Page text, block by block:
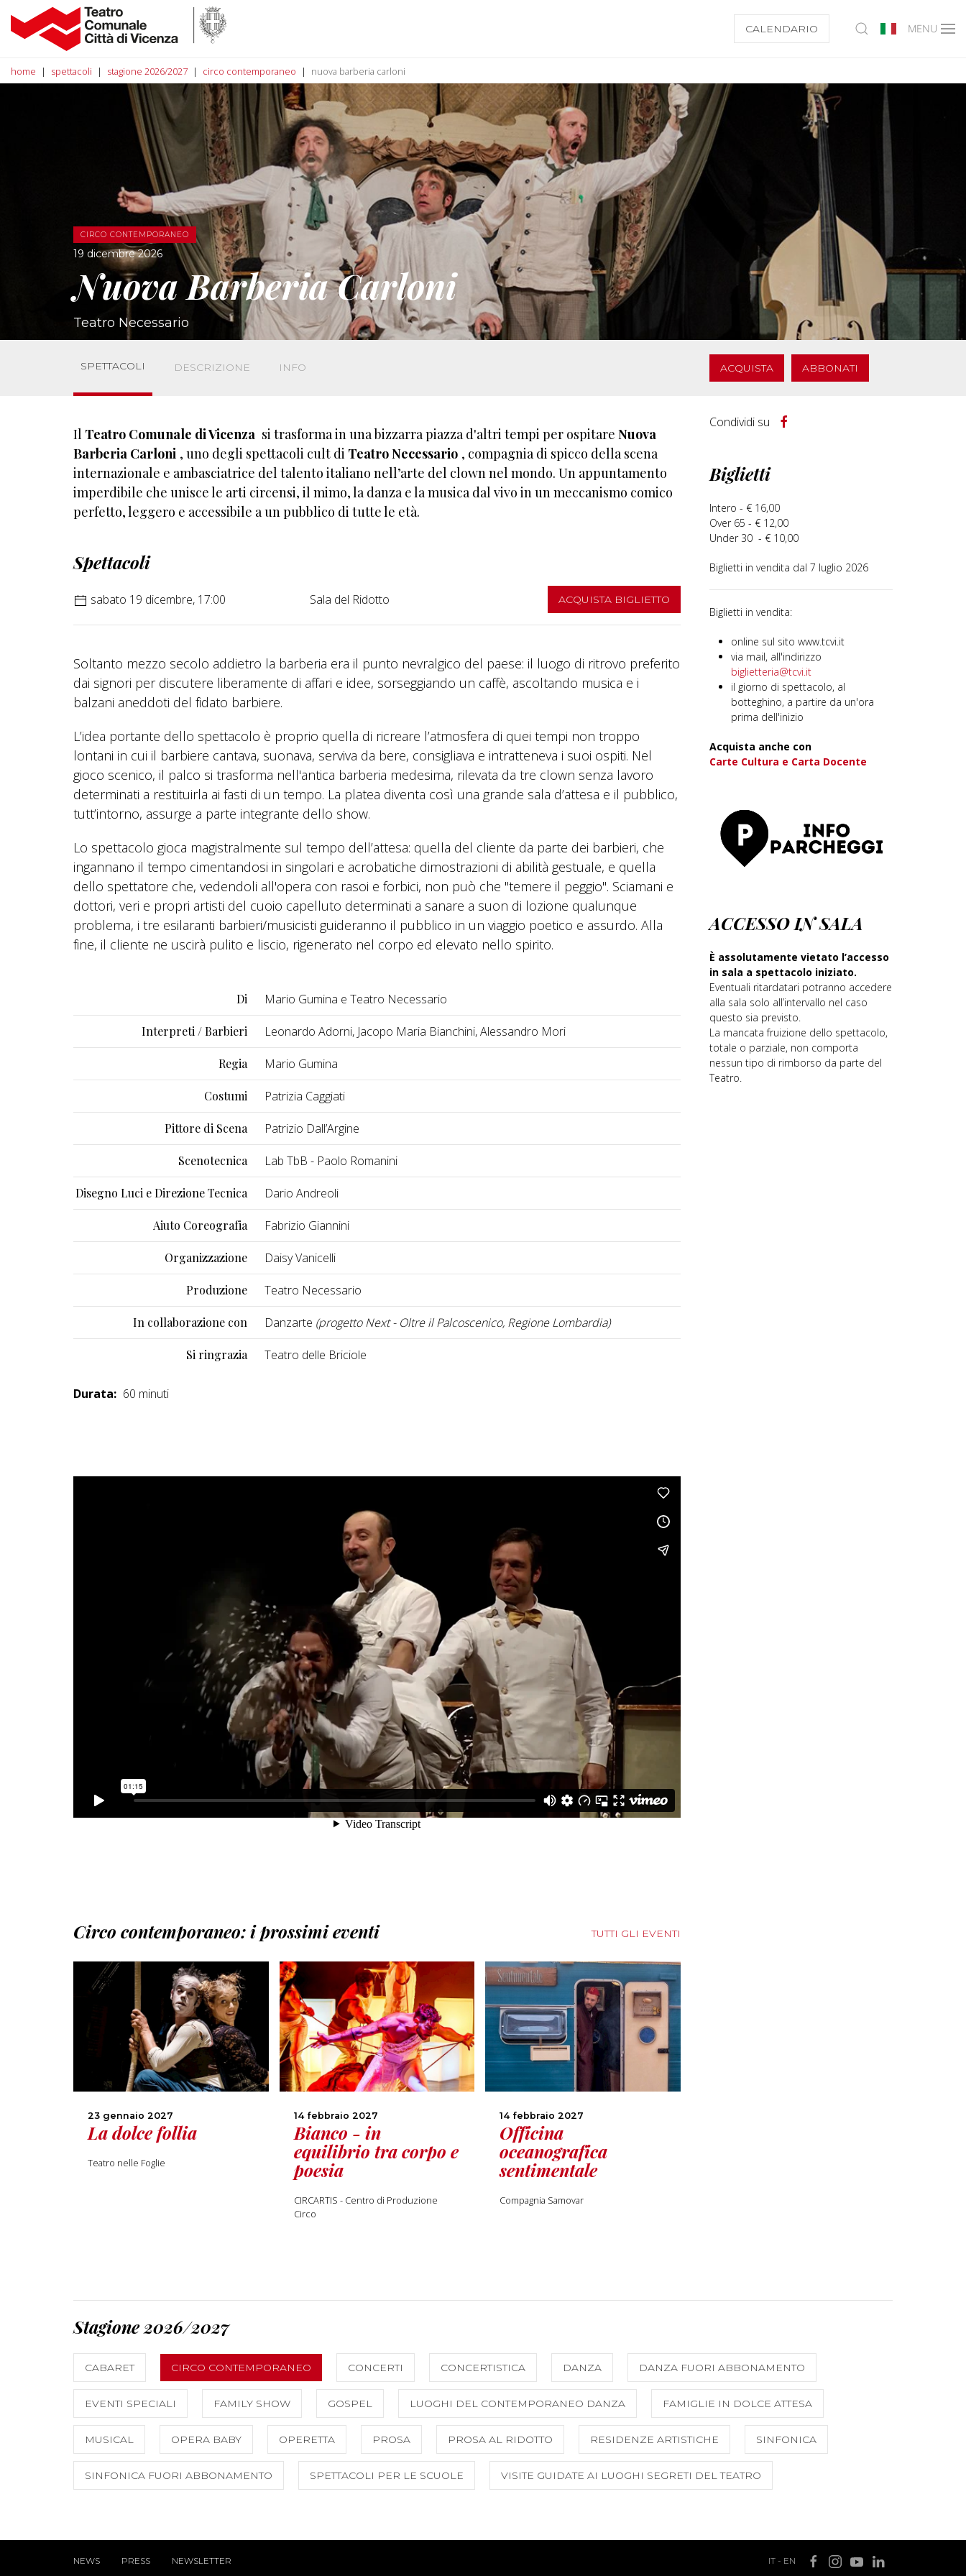
CALENDARIO MENU
home spettacoli stagione 2026/2027 circo contemporaneo nuova barberia carloni
CIRCO CONTEMPORANEO
19 dicembre 2026
Nuova Barberia Carloni
Teatro Necessario
SPETTACOLI DESCRIZIONE INFO ACQUISTA ABBONATI
Il Teatro Comunale di Vicenza si trasforma in una bizzarra piazza d'altri tempi per ospitare Nuova
Barberia Carloni , uno degli spettacoli cult di Teatro Necessario , compagnia di spicco della scena
internazionale e ambasciatrice del talento italiano nell’arte del clown nel mondo. Un appuntamento
imperdibile che unisce le arti circensi, il mimo, la danza e la musica dal vivo in un meccanismo comico
perfetto, leggero e accessibile a un pubblico di tutte le età.
Spettacoli
sabato 19 dicembre, 17:00 Sala del Ridotto ACQUISTA BIGLIETTO
Soltanto mezzo secolo addietro la barberia era il punto nevralgico del paese: il luogo di ritrovo preferito
dai signori per discutere liberamente di affari e idee, sorseggiando un caffè, ascoltando musica e i
balzani aneddoti del fidato barbiere.
L’idea portante dello spettacolo è proprio quella di ricreare l’atmosfera di quei tempi non troppo
lontani in cui il barbiere cantava, suonava, serviva da bere, consigliava e intratteneva i suoi ospiti. Nel
gioco scenico, il palco si trasforma nell'antica barberia medesima, rilevata da tre clown senza lavoro
determinati a restituirla ai fasti di un tempo. La platea diventa così una grande sala d’attesa e il pubblico,
tutt’intorno, assurge a parte integrante dello show.
Lo spettacolo gioca magistralmente sul tempo dell’attesa: quella del cliente da parte dei barbieri, che
ingannano il tempo cimentandosi in singolari e acrobatiche dimostrazioni di abilità gestuale, e quella
dello spettatore che, vedendoli all'opera con rasoi e forbici, non può che "temere il peggio". Sciamani e
dottori, veri e propri artisti del cuoio capelluto determinati a sanare a suon di lozione qualunque
problema, i tre esilaranti barbieri/musicisti guideranno il pubblico in un viaggio poetico e assurdo. Alla
fine, il cliente ne uscirà pulito e liscio, rigenerato nel corpo ed elevato nello spirito.
Di Mario Gumina e Teatro Necessario
Interpreti / Barbieri Leonardo Adorni, Jacopo Maria Bianchini, Alessandro Mori
Regia Mario Gumina
Costumi Patrizia Caggiati
Pittore di Scena Patrizio Dall’Argine
Scenotecnica Lab TbB - Paolo Romanini
Disegno Luci e Direzione Tecnica Dario Andreoli
Aiuto Coreografia Fabrizio Giannini
Organizzazione Daisy Vanicelli
Produzione Teatro Necessario
In collaborazione con Danzarte (progetto Next - Oltre il Palcoscenico, Regione Lombardia)
Si ringrazia Teatro delle Briciole
Durata: 60 minuti
Circo contemporaneo: i prossimi eventi TUTTI GLI EVENTI
23 gennaio 2027
La dolce follia
Teatro nelle Foglie
14 febbraio 2027
Bianco - in
equilibrio tra corpo e
poesia
CIRCARTIS - Centro di Produzione
Circo
14 febbraio 2027
Officina
oceanografica
sentimentale
Compagnia Samovar
Condividi su
Biglietti
Intero - € 16,00
Over 65 - € 12,00
Under 30 - € 10,00
Biglietti in vendita dal 7 luglio 2026
Biglietti in vendita:
online sul sito www.tcvi.it
via mail, all'indirizzo
biglietteria@tcvi.it
il giorno di spettacolo, al
botteghino, a partire da un'ora
prima dell'inizio
Acquista anche con
Carte Cultura e Carta Docente
ACCESSO IN SALA
È assolutamente vietato l’accesso
in sala a spettacolo iniziato.
Eventuali ritardatari potranno accedere
alla sala solo all’intervallo nel caso
questo sia previsto.
La mancata fruizione dello spettacolo,
totale o parziale, non comporta
nessun tipo di rimborso da parte del
Teatro.
Stagione 2026/2027
CABARET CIRCO CONTEMPORANEO CONCERTI CONCERTISTICA DANZA DANZA FUORI ABBONAMENTO
EVENTI SPECIALI FAMILY SHOW GOSPEL LUOGHI DEL CONTEMPORANEO DANZA FAMIGLIE IN DOLCE ATTESA
MUSICAL OPERA BABY OPERETTA PROSA PROSA AL RIDOTTO RESIDENZE ARTISTICHE SINFONICA
SINFONICA FUORI ABBONAMENTO SPETTACOLI PER LE SCUOLE VISITE GUIDATE AI LUOGHI SEGRETI DEL TEATRO
NEWS PRESS NEWSLETTER IT - EN